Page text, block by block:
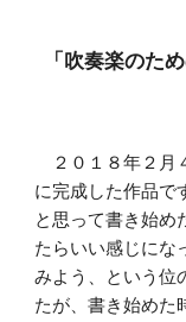
「吹奏楽のた
２０１８年２月
に完成した作品で
と思って書き始め
たらいい感じにな
みよう、という位
たが、書き始めた